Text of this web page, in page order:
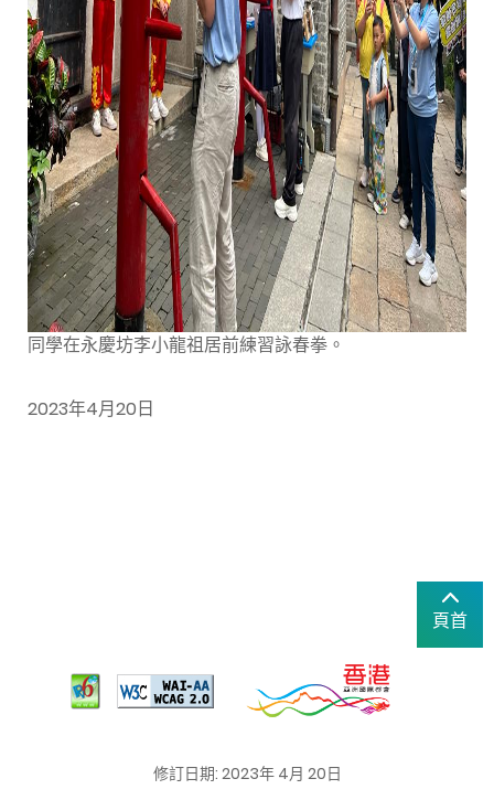
同學在永慶坊李小龍祖居前練習詠春拳。
2023年4月20日
頁首
修訂日期: 2023年 4月 20日